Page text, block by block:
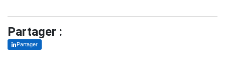
Partager :
Partager